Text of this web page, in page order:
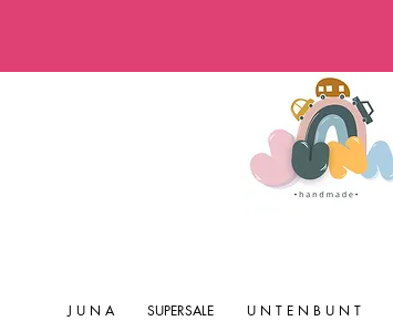
J U N A SUPERSALE U N T E N B U N T